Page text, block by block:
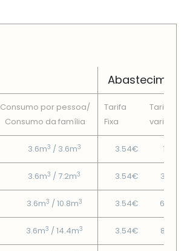
Consumo por pessoa/
Consumo da famí­lia
Tarifa
Fixa
Tarifa
variável
3.6m3 / 3.6m3 3.54€ 1.61€
3.6m3 / 7.2m3 3.54€ 3.79€
3.6m3 / 10.8m3 3.54€ 6.34€
3.6m3 / 14.4m3 3.54€ 8.89€